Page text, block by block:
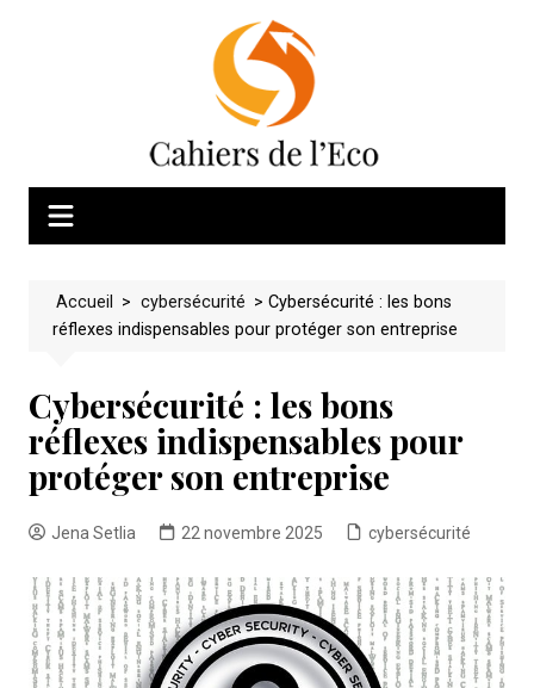
Accueil > cybersécurité > Cybersécurité : les bons
réflexes indispensables pour protéger son entreprise
Cybersécurité : les bons
réflexes indispensables pour
protéger son entreprise
Jena Setlia 22 novembre 2025 cybersécurité